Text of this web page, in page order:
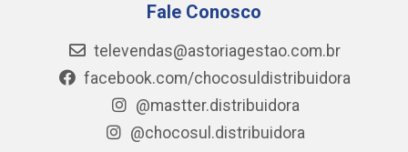
Fale Conosco
televendas@astoriagestao.com.br
facebook.com/chocosuldistribuidora
@mastter.distribuidora
@chocosul.distribuidora